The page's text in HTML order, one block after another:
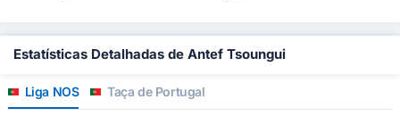
Estatísticas Detalhadas de Antef Tsoungui
Liga NOS Taça de Portugal